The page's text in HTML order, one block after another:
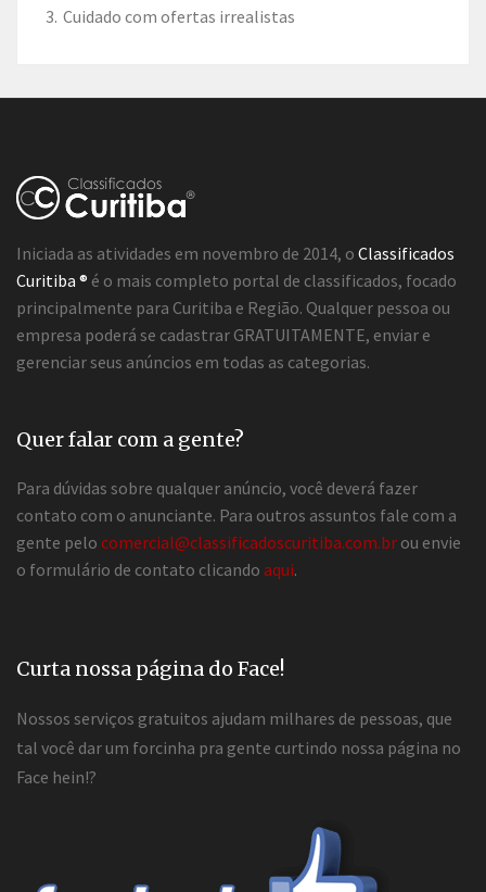
Cuidado com ofertas irrealistas
Iniciada as atividades em novembro de 2014, o Classificados
Curitiba ® é o mais completo portal de classificados, focado
principalmente para Curitiba e Região. Qualquer pessoa ou
empresa poderá se cadastrar GRATUITAMENTE, enviar e
gerenciar seus anúncios em todas as categorias.
Quer falar com a gente?
Para dúvidas sobre qualquer anúncio, você deverá fazer
contato com o anunciante. Para outros assuntos fale com a
gente pelo comercial@classificadoscuritiba.com.br ou envie
o formulário de contato clicando aqui.
Curta nossa página do Face!
Nossos serviços gratuitos ajudam milhares de pessoas, que
tal você dar um forcinha pra gente curtindo nossa página no
Face hein!?